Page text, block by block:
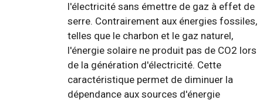
l'électricité sans émettre de gaz à effet de
serre. Contrairement aux énergies fossiles,
telles que le charbon et le gaz naturel,
l'énergie solaire ne produit pas de CO2 lors
de la génération d'électricité. Cette
caractéristique permet de diminuer la
dépendance aux sources d'énergie